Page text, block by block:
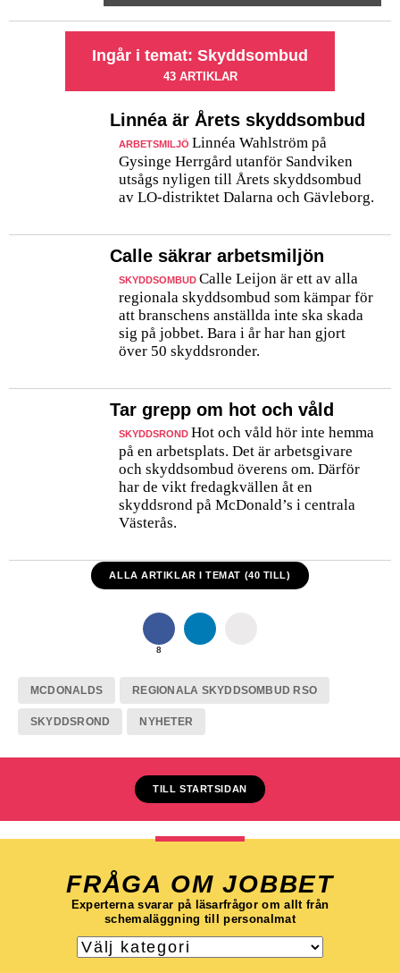
Ingår i temat: Skyddsombud
43 ARTIKLAR
Linnéa är Årets skyddsombud
ARBETSMILJÖ Linnéa Wahlström på
Gysinge Herrgård utanför Sandviken
utsågs nyligen till Årets skyddsombud
av LO-distriktet Dalarna och Gävleborg.
Calle säkrar arbetsmiljön
SKYDDSOMBUD Calle Leijon är ett av alla
regionala skyddsombud som kämpar för
att branschens anställda inte ska skada
sig på jobbet. Bara i år har han gjort
över 50 skyddsronder.
Tar grepp om hot och våld
SKYDDSROND Hot och våld hör inte hemma
på en arbetsplats. Det är arbetsgivare
och skyddsombud överens om. Därför
har de vikt fredagkvällen åt en
skyddsrond på McDonald’s i centrala
Västerås.
ALLA ARTIKLAR I TEMAT (40 TILL)
8
MCDONALDS REGIONALA SKYDDSOMBUD RSO
SKYDDSROND NYHETER
TILL STARTSIDAN
FRÅGA OM JOBBET
Experterna svarar på läsarfrågor om allt från
schemaläggning till personalmat